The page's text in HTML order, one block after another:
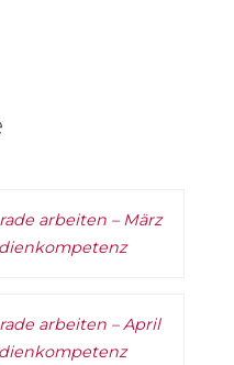
arbeiten – März
arbeiten – April